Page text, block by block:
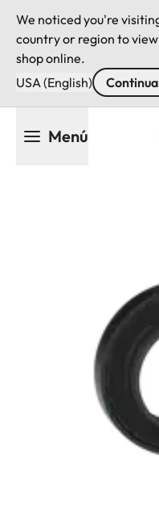
We noticed you're
country or region to
shop online.
USA (English)
Menú